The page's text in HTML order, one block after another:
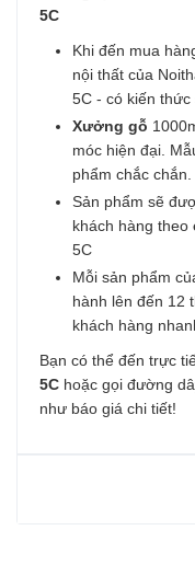
5C
Khi đến mua
nội thất của
5C - có kiến thức
Xưởng gỗ
móc hiện đại.
phẩm chắc chắn.
Sản phẩm sẽ
khách hàng theo
5C
Mỗi sản phẩm
hành lên đến 12
khách hàng
Bạn có thể đến trực
5C hoặc gọi đường
như báo giá chi tiết!